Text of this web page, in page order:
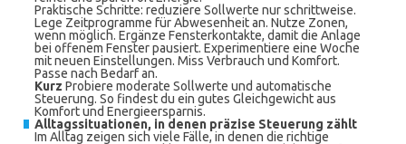
Praktische Schritte: reduziere Sollwerte nur schrittweise.
Lege Zeitprogramme für Abwesenheit an. Nutze Zonen,
wenn möglich. Ergänze Fensterkontakte, damit die Anlage
bei offenem Fenster pausiert. Experimentiere eine Woche
mit neuen Einstellungen. Miss Verbrauch und Komfort.
Passe nach Bedarf an.
Kurz Probiere moderate Sollwerte und automatische
Steuerung. So findest du ein gutes Gleichgewicht aus
Komfort und Energieersparnis.
Alltagssituationen, in denen präzise Steuerung zählt
Im Alltag zeigen sich viele Fälle, in denen die richtige